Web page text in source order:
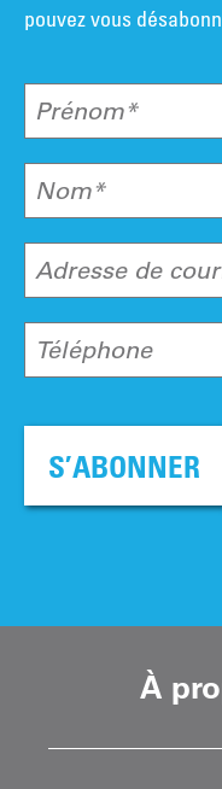
pouvez vous
Prénom*
Nom*
Adresse de
Téléphone
S’ABONNER
À